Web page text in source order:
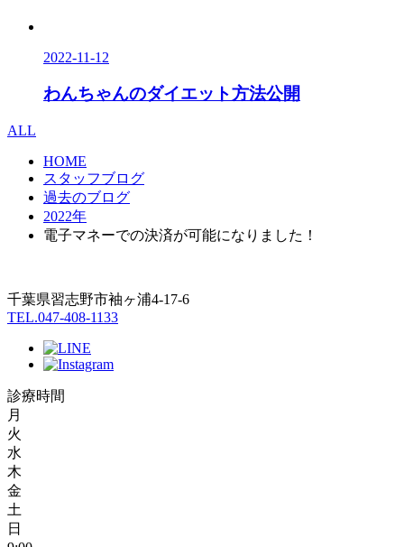
2022-11-12
わんちゃんのダイエット方法公開
ALL
HOME
スタッフブログ
過去のブログ
2022年
電子マネーでの決済が可能になりました！
千葉県習志野市袖ヶ浦4-17-6
TEL.047-408-1133
診療時間
月
火
水
木
金
土
日